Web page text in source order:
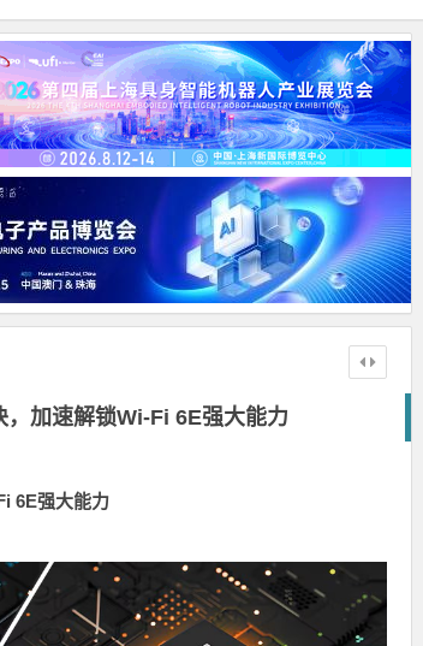
加速解锁Wi-Fi 6E强大能力
6E强大能力